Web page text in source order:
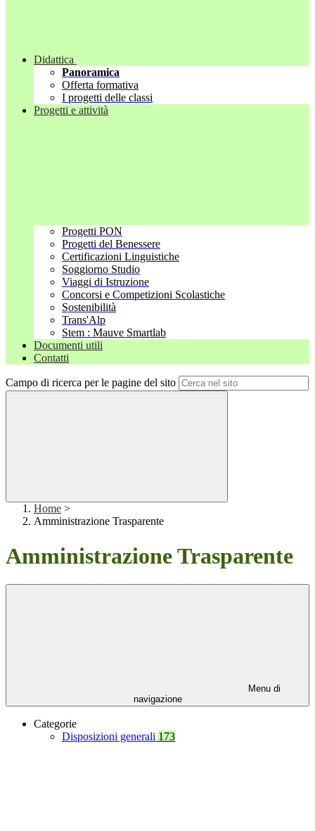
Didattica
Panoramica
Offerta formativa
I progetti delle classi
Progetti e attività
Progetti PON
Progetti del Benessere
Certificazioni Linguistiche
Soggiorno Studio
Viaggi di Istruzione
Concorsi e Competizioni Scolastiche
Sostenibilità
Trans'Alp
Stem : Mauve Smartlab
Documenti utili
Contatti
Campo di ricerca per le pagine del sito
Home >
Amministrazione Trasparente
Amministrazione Trasparente
Menu di
navigazione
Categorie
Disposizioni generali 173